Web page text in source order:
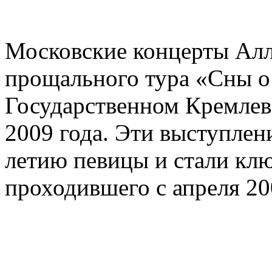
Московские концерты
прощального тура «Сны
Государственном
2009 года. Эти
летию певицы и стали
проходившего с апреля